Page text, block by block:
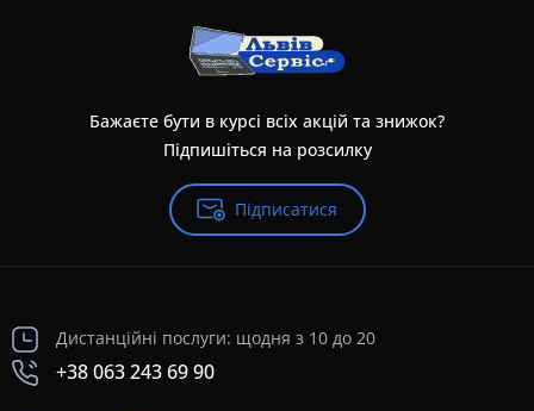
Бажаєте бути в курсі всіх акцій та знижок?
Підпишіться на розсилку
Підписатися
Дистанційні послуги: щодня з 10 до 20
+38 063 243 69 90